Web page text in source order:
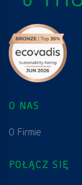
O NAS
O Firmie
POŁĄCZ SIĘ